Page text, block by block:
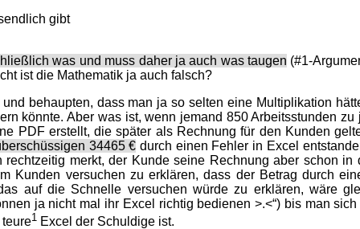
gibt
was und muss daher ja auch was taugen (#1-
ist die Mathematik ja auch falsch?
behaupten, dass man ja so selten eine Multiplikation
könnte. Aber was ist, wenn jemand 850 Arbeitsstunden zu
PDF erstellt, die später als Rechnung für den Kunden
34465 € durch einen Fehler in Excel
merkt, der Kunde seine Rechnung aber schon in
Kunden versuchen zu erklären, dass der Betrag durch
auf die Schnelle versuchen würde zu erklären, wäre
ja nicht mal ihr Excel richtig bedienen >.<“) bis man
1 Excel der Schuldige ist.